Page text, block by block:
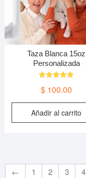
Taza Blanca 15oz
Personalizada
5.00
$ 100.00
Añadir al carrito
← 1 2 3 4